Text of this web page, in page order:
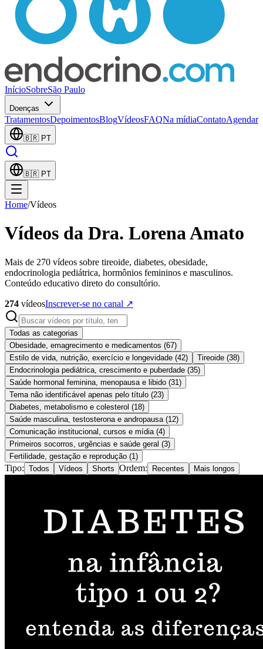
InícioSobreSão Paulo
Doenças
TratamentosDepoimentosBlogVídeosFAQNa mídiaContatoAgendar
🇧🇷 PT
🇧🇷 PT
Home/Vídeos
Vídeos da Dra. Lorena Amato
Mais de 270 vídeos sobre tireoide, diabetes, obesidade,
endocrinologia pediátrica, hormônios femininos e masculinos.
Conteúdo educativo direto do consultório.
274 vídeosInscrever-se no canal ↗
Todas as categorias
Obesidade, emagrecimento e medicamentos (67)
Estilo de vida, nutrição, exercício e longevidade (42) Tireoide (38)
Endocrinologia pediátrica, crescimento e puberdade (35)
Saúde hormonal feminina, menopausa e libido (31 )
Tema não identificável apenas pelo título (23)
Diabetes, metabolismo e colesterol (18)
Saúde masculina, testosterona e andropausa (12)
Comunicação institucional, cursos e mídia (4)
Primeiros socorros, urgências e saúde geral (3)
Fertilidade, gestação e reprodução (1 )
Tipo: Todos Vídeos Shorts Ordem: Recentes Mais longos